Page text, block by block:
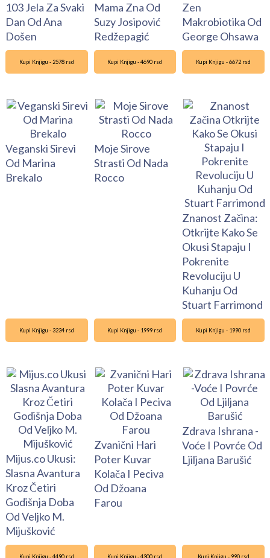
103 Jela Za Svaki
Dan Od Ana
Došen
Mama Zna Od
Suzy Josipović
Redžepagić
Zen
Makrobiotika Od
George Ohsawa
Kupi Knjigu - 2578 rsd
Veganski Sirevi
Od Marina
Brekalo
Kupi Knjigu - 4690 rsd
Moje Sirove
Strasti Od Nada
Rocco
Kupi Knjigu - 6672 rsd
Znanost Začina:
Otkrijte Kako Se
Okusi Stapaju I
Pokrenite
Revoluciju U
Kuhanju Od
Stuart Farrimond
Kupi Knjigu - 3234 rsd
Mijus.co Ukusi:
Slasna Avantura
Kroz Četiri
Godišnja Doba
Od Veljko M.
Mijušković
Kupi Knjigu - 1999 rsd
Zvanični Hari
Poter Kuvar
Kolača I Peciva
Od Džoana
Farou
Kupi Knjigu - 1990 rsd
Zdrava Ishrana -
Voće I Povrće Od
Ljiljana Barušić
Kupi Knjigu - 4490 rsd Kupi Knjigu - 4300 rsd Kupi Knjigu - 990 rsd